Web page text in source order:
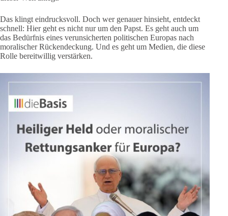
Das klingt eindrucksvoll. Doch wer genauer hinsieht, entdeckt
schnell: Hier geht es nicht nur um den Papst. Es geht auch um
das Bedürfnis eines verunsicherten politischen Europas nach
moralischer Rückendeckung. Und es geht um Medien, die diese
Rolle bereitwillig verstärken.